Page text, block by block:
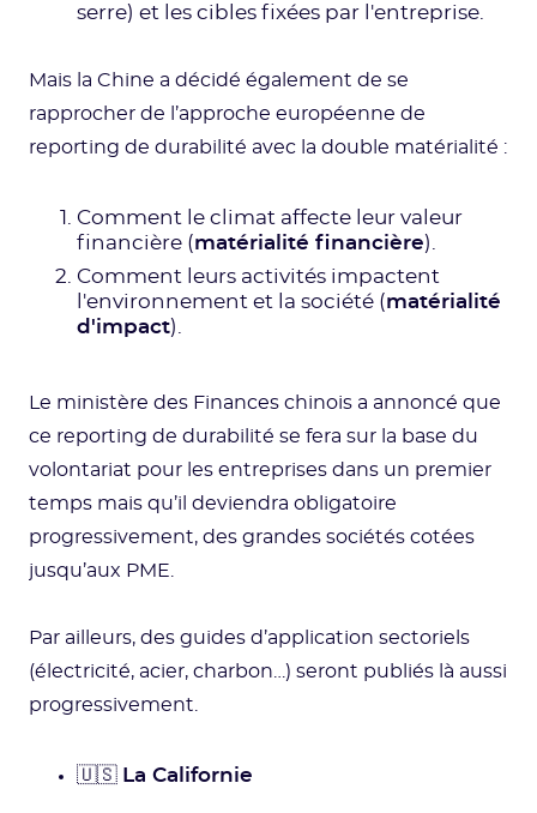
serre) et les cibles fixées par l'entreprise.
Mais la Chine a décidé également de se
rapprocher de l’approche européenne de
reporting de durabilité avec la double matérialité :
Comment le climat affecte leur valeur
financière (matérialité financière).
Comment leurs activités impactent
l'environnement et la société (matérialité
d'impact).
Le ministère des Finances chinois a annoncé que
ce reporting de durabilité se fera sur la base du
volontariat pour les entreprises dans un premier
temps mais qu’il deviendra obligatoire
progressivement, des grandes sociétés cotées
jusqu’aux PME.
Par ailleurs, des guides d’application sectoriels
(électricité, acier, charbon…) seront publiés là aussi
progressivement.
🇺🇸 La Californie